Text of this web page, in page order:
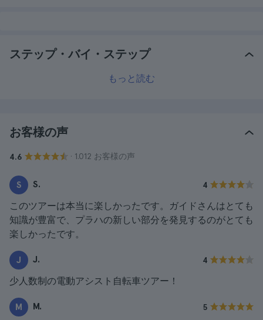
ステップ・バイ・ステップ
もっと読む
お客様の声
4.6 · 1.012 お客様の声
S S. 4
このツアーは本当に楽しかったです。ガイドさんはとても
知識が豊富で、プラハの新しい部分を発見するのがとても
楽しかったです。
J J. 4
少人数制の電動アシスト自転車ツアー！
M M. 5